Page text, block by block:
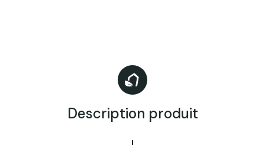
Description produit